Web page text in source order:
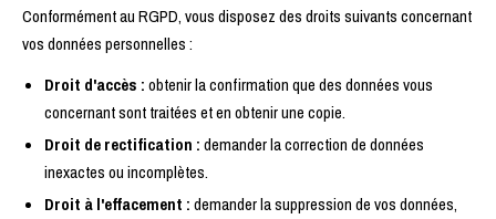
Conformément au RGPD, vous disposez des droits suivants concernant
vos données personnelles :
Droit d'accès :obtenir la confirmation que des données vous
concernant sont traitées et en obtenir une copie.
Droit de rectification :demander la correction de données
inexactes ou incomplètes.
Droit à l'effacement :demander la suppression de vos données,